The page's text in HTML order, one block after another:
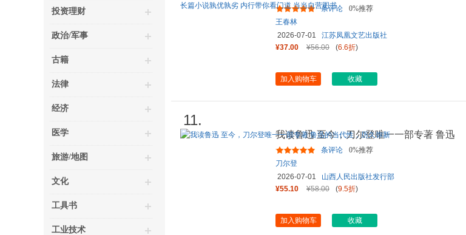
投资理财
政治/军事
古籍
法律
经济
医学
旅游/地图
文化
工具书
工业技术
与读者的隔膜 捉住文本中
条评论
0%推荐
王春林
2026-07-01
江苏凤凰文艺出版社
¥37.00
¥56.00 (6.6折)
加入购物车 收藏
11.
我读鲁迅 至今，刀尔登唯一一部专著 鲁迅
的当代性，历久弥新
条评论
0%推荐
刀尔登
2026-07-01
山西人民出版社发行部
¥55.10
¥58.00 (9.5折)
加入购物车 收藏